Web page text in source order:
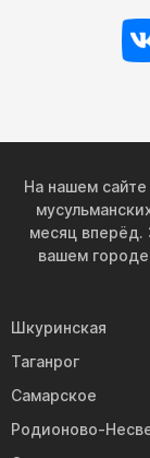
На нашем
месяц вперёд.
вашем
Шкуринская
Таганрог
Самарское
Родионово-